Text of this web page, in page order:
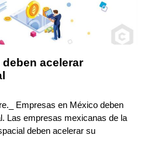
acelerar
Empresas en México deben
Las empresas mexicanas de la
deben acelerar su